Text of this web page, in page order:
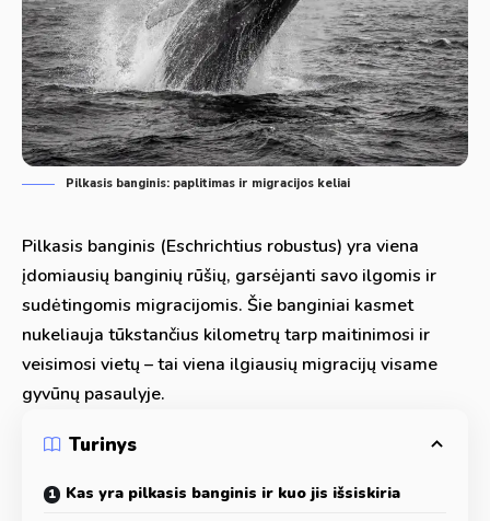
Pilkasis banginis: paplitimas ir migracijos keliai
Pilkasis banginis (Eschrichtius robustus) yra viena
įdomiausių banginių rūšių, garsėjanti savo ilgomis ir
sudėtingomis migracijomis. Šie banginiai kasmet
nukeliauja tūkstančius kilometrų tarp maitinimosi ir
veisimosi vietų – tai viena ilgiausių migracijų visame
gyvūnų pasaulyje.
Turinys
Kas yra pilkasis banginis ir kuo jis išsiskiria